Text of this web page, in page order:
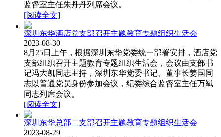
监督室主任朱丹丹列席会议。
[阅读全文]
深圳东华酒店党支部召开主题教育专题组织生活会
2023-08-30
8月25日上午，根据深圳东华党委统一部署安排，酒店党
支部组织召开主题教育专题组织生活会，会议由支部书
记冯大凯同志主持，深圳东华党委书记、董事长姜国同
志以普通党员身份参加会议，纪委综合监督室主任万斌
同志列席会议。
[阅读全文]
深圳东华总部二支部召开主题教育专题组织生活会
2023-08-29